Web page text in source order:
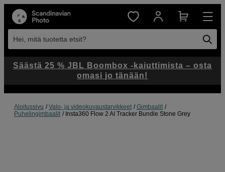
Hei, mitä tuotetta etsit?
Aloitussivu Valo- ja videokuvaustarvikkeet
Gimbaalit
Puhelingimbaalit
Insta360 Flow 2 AI Tracker Bundle Stone Grey
Säästä 25 % JBL Boombox -kaiuttimista – osta
omasi jo tänään!